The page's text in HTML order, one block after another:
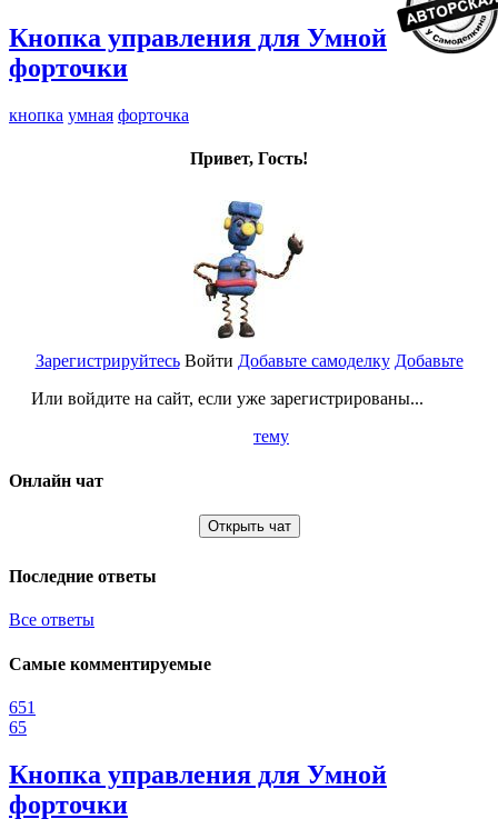
Кнопка управления для Умной
форточки
кнопка умная форточка
Привет, Гость!
Зарегистрируйтесь
Или войдите на сайт, если уже зарегистрированы...
Войти Добавьте самоделку Добавьте
тему
Онлайн чат
Открыть чат
Последние ответы
Все ответы
Самые комментируемые
651
65
Кнопка управления для Умной
форточки